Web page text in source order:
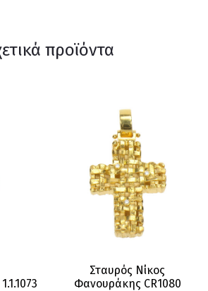
προϊόντα
Σταυρός Νίκος
Φανουράκης CR1080